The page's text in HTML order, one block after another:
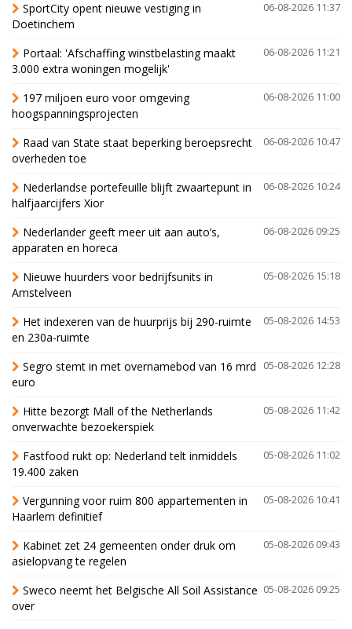
06-08-2026 11:37
SportCity opent nieuwe vestiging in
Doetinchem
06-08-2026 11:21
Portaal: 'Afschaffing winstbelasting maakt
3.000 extra woningen mogelijk'
06-08-2026 11:00
197 miljoen euro voor omgeving
hoogspanningsprojecten
06-08-2026 10:47
Raad van State staat beperking beroepsrecht
overheden toe
06-08-2026 10:24
Nederlandse portefeuille blijft zwaartepunt in
halfjaarcijfers Xior
06-08-2026 09:25
Nederlander geeft meer uit aan auto’s,
apparaten en horeca
05-08-2026 15:18
Nieuwe huurders voor bedrijfsunits in
Amstelveen
05-08-2026 14:53
Het indexeren van de huurprijs bij 290-ruimte
en 230a-ruimte
05-08-2026 12:28
Segro stemt in met overnamebod van 16 mrd
euro
05-08-2026 11:42
Hitte bezorgt Mall of the Netherlands
onverwachte bezoekerspiek
05-08-2026 11:02
Fastfood rukt op: Nederland telt inmiddels
19.400 zaken
05-08-2026 10:41
Vergunning voor ruim 800 appartementen in
Haarlem definitief
05-08-2026 09:43
Kabinet zet 24 gemeenten onder druk om
asielopvang te regelen
05-08-2026 09:25
Sweco neemt het Belgische All Soil Assistance
over